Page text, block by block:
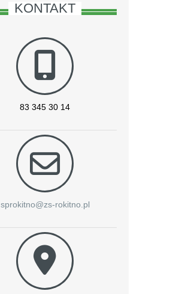
KONTAKT
83 345 30 14
sprokitno@zs-rokitno.pl